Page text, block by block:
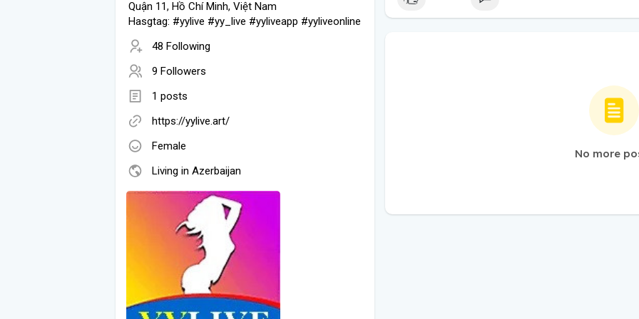
Quận 11, Hồ Chí Minh, Việt Nam
Hasgtag: #yylive #yy_live #yyliveapp #yyliveonline
48 Following
9 Followers
1 posts
https://yylive.art/
Female
Living in Azerbaijan
No more